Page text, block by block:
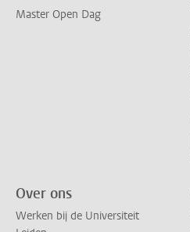
Master Open Dag
Over ons
Werken bij de Universiteit